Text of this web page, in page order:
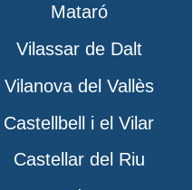
Mataró
Vilassar de Dalt
Vilanova del Vallès
Castellbell i el Vilar
Castellar del Riu